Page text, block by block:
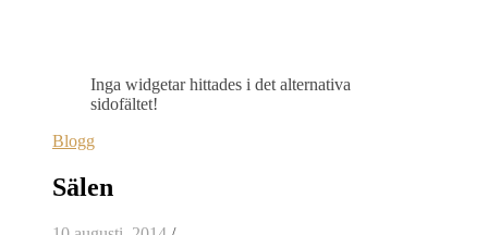
Inga widgetar hittades i det alternativa
sidofältet!
Blogg
Sälen